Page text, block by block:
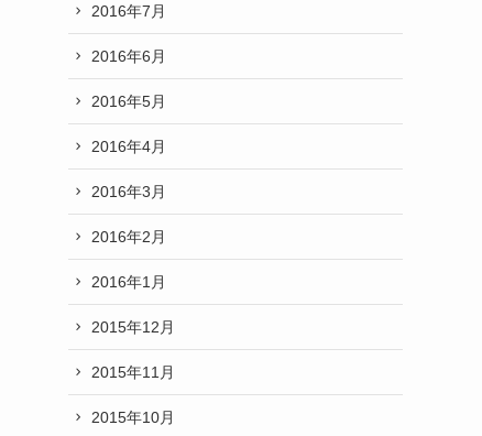
2016年7月
2016年6月
2016年5月
2016年4月
2016年3月
2016年2月
2016年1月
2015年12月
2015年11月
2015年10月